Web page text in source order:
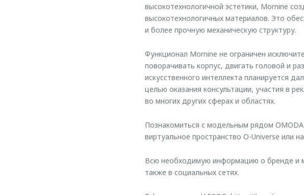
высокотехнологичной эстетики, Mornine
высокотехнологичных материалов. Это
и более прочную механическую структуру.
Функционал Mornine не ограничен
поворачивать корпус, двигать головой и
искусственного интеллекта планируется
целью оказания консультации, участия в
во многих других сферах и областях.
Познакомиться с модельным рядом
виртуальное пространство O-Universe или
Всю необходимую информацию о бренде и
также в социальных сетях.